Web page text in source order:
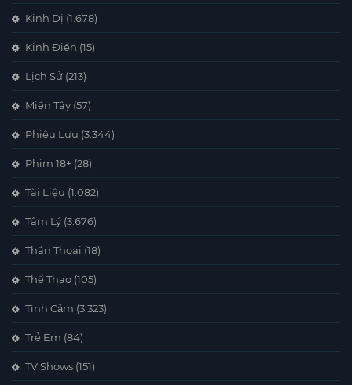
Kinh Dị (1.678)
Kinh Điển (15)
Lịch Sử (213)
Miền Tây (57)
Phiêu Lưu (3.344)
Phim 18+ (28)
Tài Liệu (1.082)
Tâm Lý (3.676)
Thần Thoại (18)
Thể Thao (105)
Tình Cảm (3.323)
Trẻ Em (84)
TV Shows (151)